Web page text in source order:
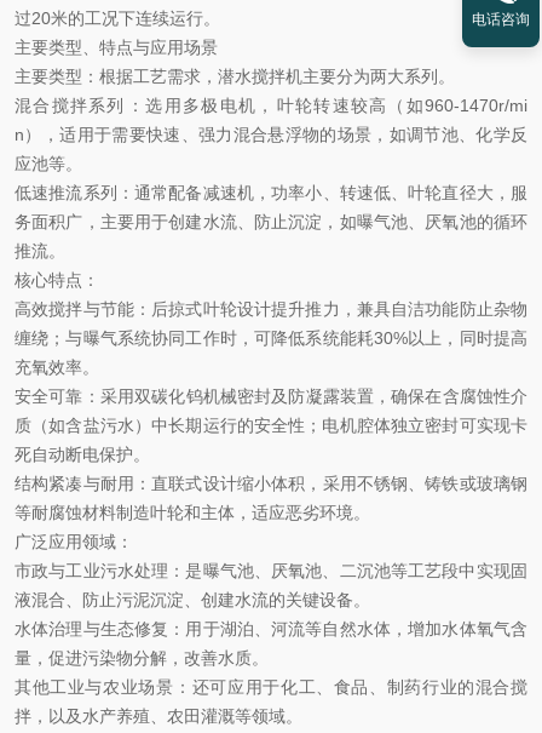
过20米‌的工况下连续运行。‌
主要类型、特点与应用场景
主要类型 ‌：根据工艺需求，潜水搅拌机主要分为两大系列。‌
混合搅拌系列
‌：选用多极电机，‌叶轮转速较高（如960-1470r/mi
n）‌，适用于需要快速、强力混合悬浮物的场景，如调节池、化学反
应池等。‌‌
低速推流系列 ‌：通常配备减速机，‌功率小、转速低、叶轮直径大‌，服
务面积广，主要用于创建水流、防止沉淀，如曝气池、厌氧池的循环
推流。‌‌
核心特点 ‌：
高效搅拌与节能‌：后掠式叶轮设计提升推力，兼具自洁功能防止杂物
缠绕；与曝气系统协同工作时，可‌降低系统能耗30%以上，同时提高
充氧效率‌。‌
安全可靠 ‌：采用‌双碳化钨机械密封‌及防凝露装置，确保在含腐蚀性介
质（如含盐污水）中长期运行的安全性；电机腔体独立密封可实现卡
死自动断电保护。‌
结构紧凑与耐用 ‌：直联式设计缩小体积，采用不锈钢、铸铁或玻璃钢
等耐腐蚀材料制造叶轮和主体，适应恶劣环境。‌
广泛应用领域 ‌：
市政与工业污水处理 ‌：是曝气池、厌氧池、二沉池等工艺段中‌实现固
液混合、防止污泥沉淀、创建水流‌的关键设备。‌
水体治理与生态修复 ‌：用于湖泊、河流等自然水体，‌增加水体氧气含
量，促进污染物分解，改善水质‌。‌‌
其他工业与农业场景 ‌：还可应用于化工、食品、制药行业的混合搅
拌，以及水产养殖、农田灌溉等领域。‌
电话咨询